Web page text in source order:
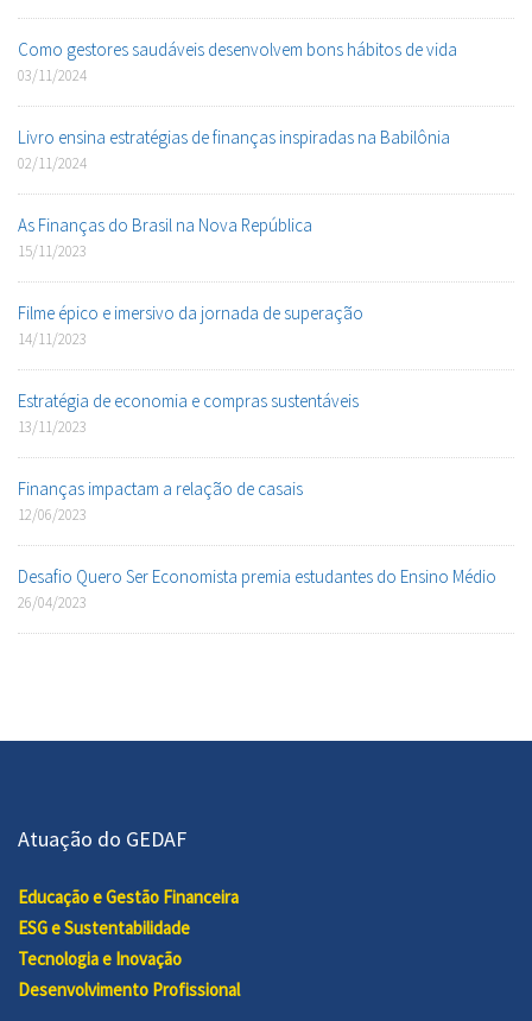
Como gestores saudáveis desenvolvem bons hábitos de vida
03/11/2024
Livro ensina estratégias de finanças inspiradas na Babilônia
02/11/2024
As Finanças do Brasil na Nova República
15/11/2023
Filme épico e imersivo da jornada de superação
14/11/2023
Estratégia de economia e compras sustentáveis
13/11/2023
Finanças impactam a relação de casais
12/06/2023
Desafio Quero Ser Economista premia estudantes do Ensino Médio
26/04/2023
Atuação do GEDAF
Educação e Gestão Financeira
ESG e Sustentabilidade
Tecnologia e Inovação
Desenvolvimento Profissional